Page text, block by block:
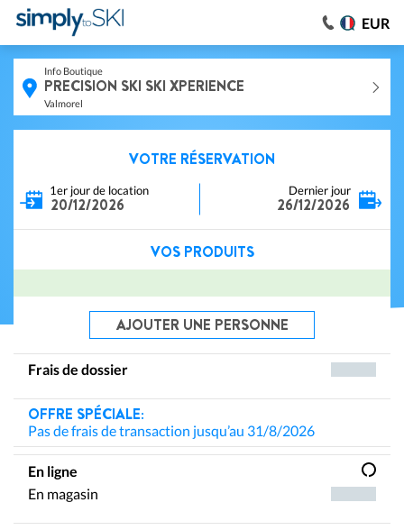
EUR
Info Boutique
PRECISION SKI SKI XPERIENCE
Valmorel
VOTRE RÉSERVATION
20/12/2026
1er jour de location
26/12/2026
Dernier jour
VOS PRODUITS
AJOUTER UNE PERSONNE
Frais de dossier
OFFRE SPÉCIALE:
Pas de frais de transaction jusqu’au 31/8/2026
En ligne
En magasin